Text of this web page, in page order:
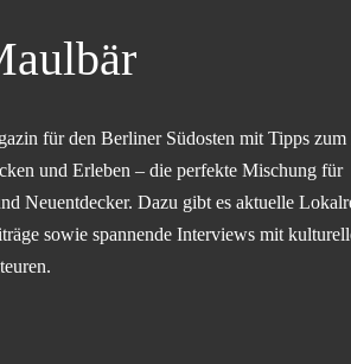
für den Berliner Südosten mit Tipps zum
und Erleben – die perfekte Mischung für
Neuentdecker. Dazu gibt es aktuelle
sowie spannende Interviews mit